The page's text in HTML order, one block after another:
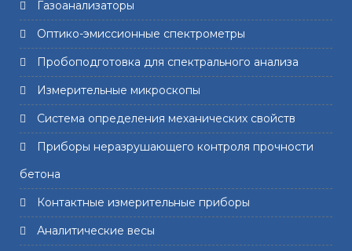
Газоанализаторы
Оптико-эмиссионные спектрометры
Пробоподготовка для спектрального анализа
Измерительные микроскопы
Система определения механических свойств
Приборы неразрушающего контроля прочности
бетона
Контактные измерительные приборы
Аналитические весы